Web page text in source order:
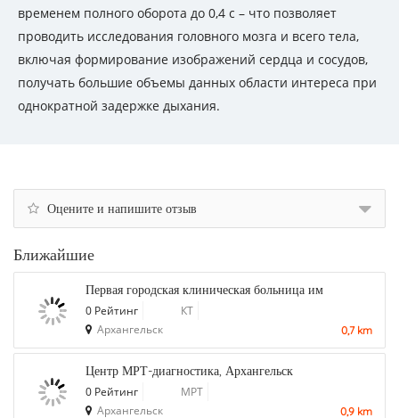
временем полного оборота до 0,4 с – что позволяет
проводить исследования головного мозга и всего тела,
включая формирование изображений сердца и сосудов,
получать большие объемы данных области интереса при
однократной задержке дыхания.
Оцените и напишите отзыв
Ближайшие
Первая городская клиническая больница им
0 Рейтинг
КТ
Архангельск
0,7 km
Центр МРТ-диагностика, Архангельск
0 Рейтинг
МРТ
Архангельск
0,9 km